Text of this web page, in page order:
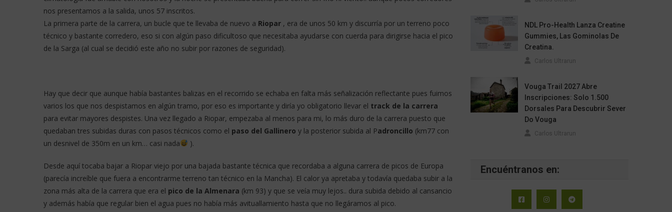
nos presentamos a la salida, unos 57 inscritos.
La primera parte de la carrera, un bucle que te llevaba de nuevo a Riopar , era de unos 50 km y discurría por un terreno poco
técnico y bastante corredero, eso si con algún paso dificultoso que necesitaba ayudarse con cuerda para dirigirse hacia el pico
de la Sarga (al cual se decidió este año no subir por razones de seguridad).
Hay que decir que aunque había bastantes balizas en el recorrido se echaba en falta más señalización reflectante pues fuimos
varios los que nos despistamos en algún tramo, por eso es importante y diría yo obligatorio llevar el track de la carrera
para evitar mayores despistes. Una vez llegado a Riopar, empezaba al menos para mi, lo más duro de la carrera puesto que
quedaban tres subidas duras con pasos técnicos como el paso del Gallinero y la posterior subida al Padroncillo (km77 con
un desnivel de 350m en un km… casi nada
).
Desde aquí tocaba bajar a Riopar viejo por una bajada bastante técnica que recordaba a alguna carrera de picos de Europa
(parecía increíble que fuera a encontrarme terreno tan técnico en la Mancha). El calor ya apretaba y todavía quedaba subir a la
zona más alta de la carrera que era el pico de la Almenara (km 93) y que se veía muy lejos.. dura subida debido al cansancio
y además había que regular bien el agua pues no había más avituallamiento hasta que no llegáramos al pico.
NDL Pro-Health Lanza Creatine
Gummies, Las Gominolas De
Creatina.
Carlos Ultrarun
Vouga Trail 2027 Abre
Inscripciones: Solo 1.500
Dorsales Para Descubrir Sever
Do Vouga
Carlos Ultrarun
Encuéntranos en: